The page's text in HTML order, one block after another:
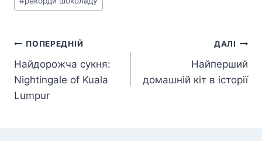
Навігація
записів
ПОПЕРЕДНІЙ
Найдорожча сукня:
Nightingale of Kuala
Lumpur
ДАЛІ
Найперший
домашній кіт в історії